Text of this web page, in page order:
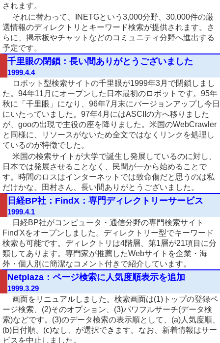
されます。
それに替わって、INETGという3,000分野、30,000件の厳
選情報のディレクトリとキーワード検索が提供されます。さ
らに、掲示板やチャットなどのコミュニティ分野へ進出する
予定です。
千里眼の閉鎖：長い間ありがとうございました
1999.4.4
ロボット型検索サイトの千里眼が1999年3月で閉鎖しまし
た。94年11月にオープンした日本最初のロボットです。95年
秋に「千里眼」になり、96年7月末にバージョンアップし今日
にいたっていました。97年4月にはASCIIの方へ移りました
が、gooの出現で主役の座を降りました。米国のWebCrawler
と同様に、リソースがないため全文ではなくリンクを処理し
ているのが特徴でした。
米国の検索サイトが大学で誕生し発展しているのに対し、
日本では発展させることなく、民間が一から始めることで
す。時間のロスはインターネットでは致命傷だと思うのは私
だけかな。田村さん、長い間ありがとうございました。
日経BP社：FindX：専門ディレクトリーサービス
1999.4.1
日経BP社がコンピュータ・通信分野の専門検索サイト
Find'Xをオープンしました。ディレクトリー型でキーワード
検索も可能です。ディレクトリは4階層、第1層が21項目に分
類してあります。専門家が推薦したWebサイトを企業・海
外・個人別に簡潔なコメント付きで紹介しています。
Netplaza：ページ検索に人気度順表示を追加
1999.3.29
画面をリニュアルしました。検索画面は(1)トップの登録ペ
ージ検索、(2)そのオプション、(3)パワフルサーチ(データ検
索)などです。(3)のデータ検索の表示順として、(a)人気度順、
(b)日付順、(c)なし、が選択できます。なお、新着情報はサー
ビスを中止しました。